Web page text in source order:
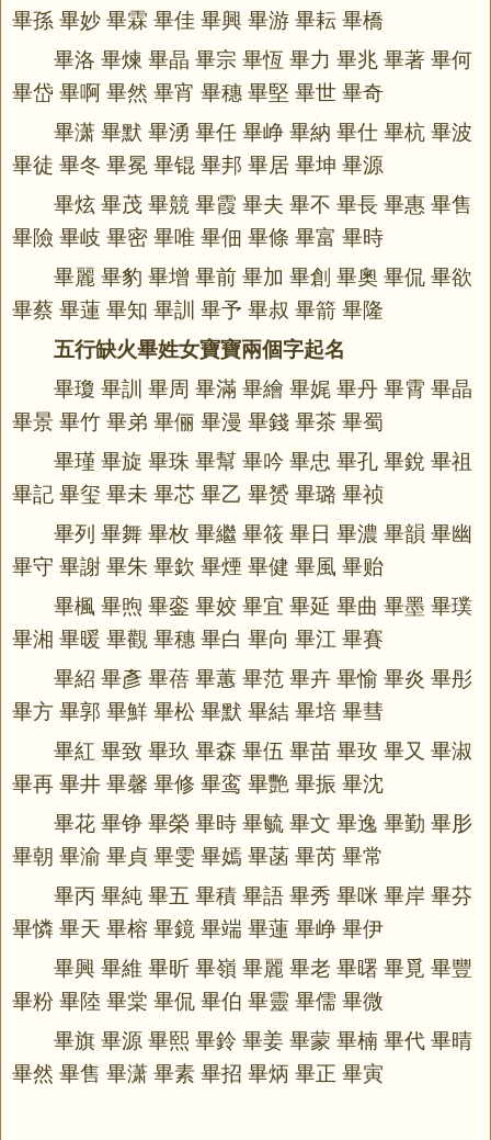
畢孫 畢妙 畢霖 畢佳 畢興 畢游 畢耘 畢橋
畢洛 畢煉 畢晶 畢宗 畢恆 畢力 畢兆 畢著 畢何
畢岱 畢啊 畢然 畢宵 畢穗 畢堅 畢世 畢奇
畢潇 畢默 畢湧 畢任 畢峥 畢納 畢仕 畢杭 畢波
畢徒 畢冬 畢冕 畢锟 畢邦 畢居 畢坤 畢源
畢炫 畢茂 畢競 畢霞 畢夫 畢不 畢長 畢惠 畢售
畢險 畢岐 畢密 畢唯 畢佃 畢條 畢富 畢時
畢麗 畢豹 畢增 畢前 畢加 畢創 畢奧 畢侃 畢欲
畢蔡 畢蓮 畢知 畢訓 畢予 畢叔 畢箭 畢隆
五行缺火畢姓女寶寶兩個字起名
畢瓊 畢訓 畢周 畢滿 畢繪 畢娓 畢丹 畢霄 畢晶
畢景 畢竹 畢弟 畢俪 畢漫 畢錢 畢茶 畢蜀
畢瑾 畢旋 畢珠 畢幫 畢吟 畢忠 畢孔 畢銳 畢祖
畢記 畢玺 畢未 畢芯 畢乙 畢赟 畢璐 畢祯
畢列 畢舞 畢枚 畢繼 畢筱 畢日 畢濃 畢韻 畢幽
畢守 畢謝 畢朱 畢欽 畢煙 畢健 畢風 畢贻
畢楓 畢煦 畢銮 畢姣 畢宜 畢延 畢曲 畢墨 畢璞
畢湘 畢暖 畢觀 畢穗 畢白 畢向 畢江 畢賽
畢紹 畢彥 畢蓓 畢蕙 畢范 畢卉 畢愉 畢炎 畢彤
畢方 畢郭 畢鮮 畢松 畢默 畢結 畢培 畢彗
畢紅 畢致 畢玖 畢森 畢伍 畢苗 畢玫 畢又 畢淑
畢再 畢井 畢馨 畢修 畢鸾 畢艷 畢振 畢沈
畢花 畢铮 畢榮 畢時 畢毓 畢文 畢逸 畢勤 畢肜
畢朝 畢渝 畢貞 畢雯 畢嫣 畢菡 畢芮 畢常
畢丙 畢純 畢五 畢積 畢語 畢秀 畢咪 畢岸 畢芬
畢憐 畢天 畢榕 畢鏡 畢端 畢蓮 畢峥 畢伊
畢興 畢維 畢昕 畢嶺 畢麗 畢老 畢曙 畢覓 畢豐
畢粉 畢陸 畢棠 畢侃 畢伯 畢靈 畢儒 畢微
畢旗 畢源 畢熙 畢鈴 畢姜 畢蒙 畢楠 畢代 畢晴
畢然 畢售 畢潇 畢素 畢招 畢炳 畢正 畢寅